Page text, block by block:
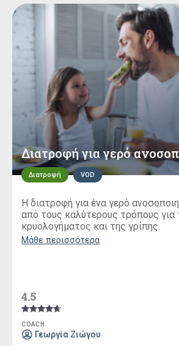
Διατροφή για γερό
Διατροφή VOD
Η διατροφή για ένα γερό
από τους καλύτερους τρόπους για
κρυολογήματος και της γρίπης.
Μάθε περισσότερα
4.5
Βαθμολογήθηκε
με
4.50
από 5
COACH
Γεωργία Ζιώγου